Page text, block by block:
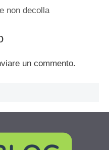
non decolla
un commento.